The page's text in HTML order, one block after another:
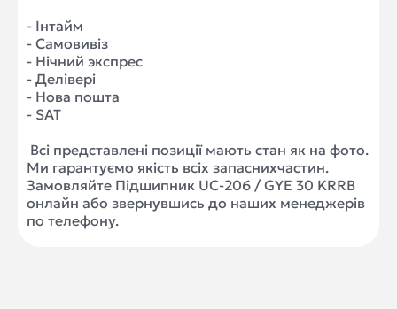
- Інтайм
- Самовивіз
- Нічний экспрес
- Делівері
- Нова пошта
- SAT
Всі представлені позиції мають стан як на фото.
Ми гарантуємо якість всіх запаснихчастин.
Замовляйте Підшипник UC-206 / GYE 30 KRRB
онлайн або звернувшись до наших менеджерів
по телефону.